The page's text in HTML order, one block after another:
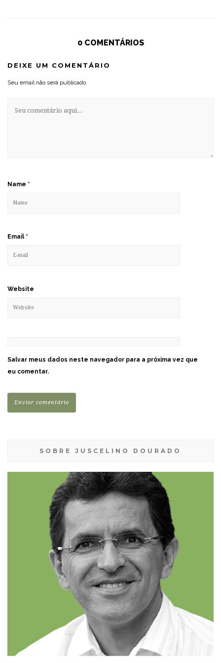
0 COMENTÁRIOS
DEIXE UM COMENTÁRIO
Seu email não será publicado.
Name *
Email *
Website
Salvar meus dados neste navegador para a próxima vez que
eu comentar.
SOBRE JUSCELINO DOURADO